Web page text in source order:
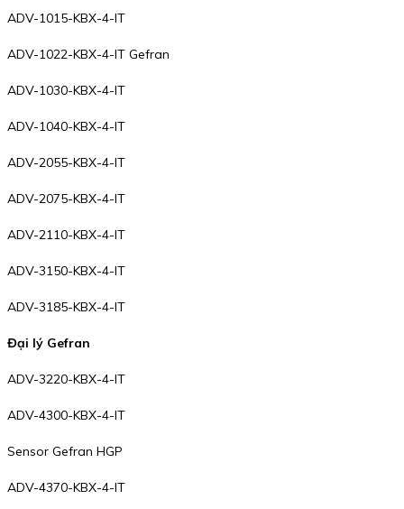
ADV-1015-KBX-4-IT
ADV-1022-KBX-4-IT Gefran
ADV-1030-KBX-4-IT
ADV-1040-KBX-4-IT
ADV-2055-KBX-4-IT
ADV-2075-KBX-4-IT
ADV-2110-KBX-4-IT
ADV-3150-KBX-4-IT
ADV-3185-KBX-4-IT
Đại lý Gefran
ADV-3220-KBX-4-IT
ADV-4300-KBX-4-IT
Sensor Gefran HGP
ADV-4370-KBX-4-IT